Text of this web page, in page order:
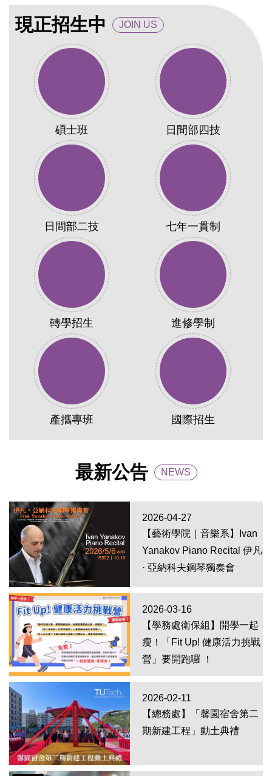
現正招生中 JOIN US
碩士班 日間部四技
日間部二技 七年一貫制
轉學招生 進修學制
產攜專班 國際招生
最新公告 NEWS
2026-04-27
【藝術學院｜音樂系】Ivan
Yanakov Piano Recital 伊凡
· 亞納科夫鋼琴獨奏會
2026-03-16
【學務處衛保組】開學一起
瘦！「Fit Up! 健康活力挑戰
營」要開跑囉 ！
2026-02-11
【總務處】「馨園宿舍第二
期新建工程」動土典禮